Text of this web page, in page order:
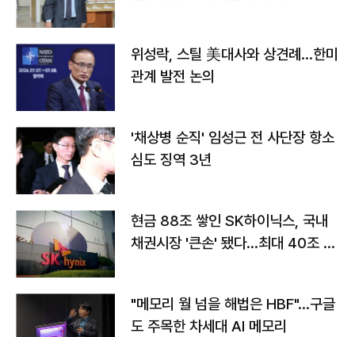
위성락, 스틸 美대사와 상견례…한미
관계 발전 논의
'채상병 순직' 임성근 전 사단장 항소
심도 징역 3년
현금 88조 쌓인 SK하이닉스, 국내
채권시장 '큰손' 됐다…최대 40조 투
"메모리 월 넘을 해법은 HBF"…구글
도 주목한 차세대 AI 메모리